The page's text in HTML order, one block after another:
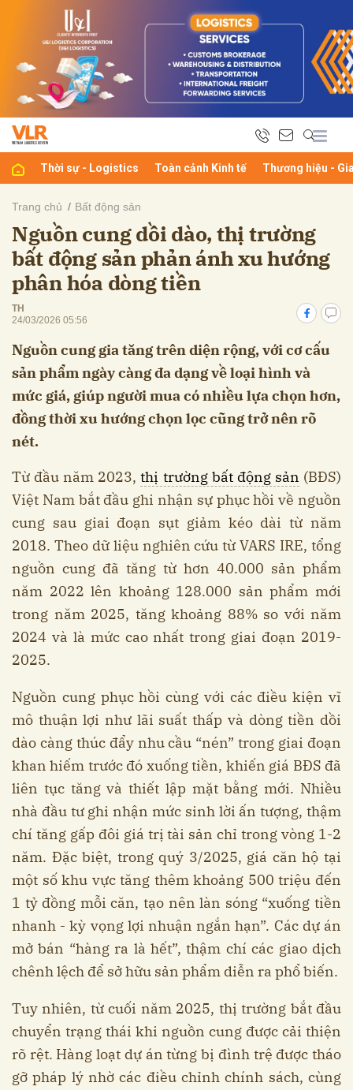
Thời sự - Logistics Toàn cảnh Kinh tế Thương hiệu -
Trang chủ Bất động sản
Nguồn cung dồi dào, thị trường
bất động sản phản ánh xu hướng
phân hóa dòng tiền
TH
24/03/2026 05:56
Nguồn cung gia tăng trên diện rộng, với cơ cấu
sản phẩm ngày càng đa dạng về loại hình và
mức giá, giúp người mua có nhiều lựa chọn hơn,
đồng thời xu hướng chọn lọc cũng trở nên rõ
nét.
Từ đầu năm 2023,thị trường bất động sản (BĐS)
Việt Nam bắt đầu ghi nhận sự phục hồi về nguồn
cung sau giai đoạn sụt giảm kéo dài từ năm
2018. Theo dữ liệu nghiên cứu từ VARS IRE, tổng
nguồn cung đã tăng từ hơn 40.000 sản phẩm
năm 2022 lên khoảng 128.000 sản phẩm mới
trong năm 2025, tăng khoảng 88% so với năm
2024 và là mức cao nhất trong giai đoạn 2019-
2025.
Nguồn cung phục hồi cùng với các điều kiện vĩ
mô thuận lợi như lãi suất thấp và dòng tiền dồi
dào càng thúc đẩy nhu cầu “nén” trong giai đoạn
khan hiếm trước đó xuống tiền, khiến giá BĐS đã
liên tục tăng và thiết lập mặt bằng mới. Nhiều
nhà đầu tư ghi nhận mức sinh lời ấn tượng, thậm
chí tăng gấp đôi giá trị tài sản chỉ trong vòng 1-2
năm. Đặc biệt, trong quý 3/2025, giá căn hộ tại
một số khu vực tăng thêm khoảng 500 triệu đến
1 tỷ đồng mỗi căn, tạo nên làn sóng “xuống tiền
nhanh - kỳ vọng lợi nhuận ngắn hạn”. Các dự án
mở bán “hàng ra là hết”, thậm chí các giao dịch
chênh lệch để sở hữu sản phẩm diễn ra phổ biến.
Tuy nhiên, từ cuối năm 2025, thị trường bắt đầu
chuyển trạng thái khi nguồn cung được cải thiện
rõ rệt. Hàng loạt dự án từng bị đình trệ được tháo
gỡ pháp lý nhờ các điều chỉnh chính sách, cùng
luận
Hủy